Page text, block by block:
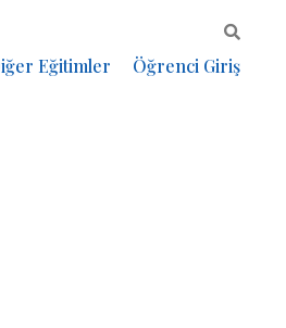
Eğitimler Öğrenci Giriş